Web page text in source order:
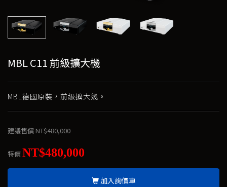
MBL C11 前級擴大機
MBL德國原裝，前級擴大幾。
建議售價NT$480,000
特價NT$480,000
加入詢價車